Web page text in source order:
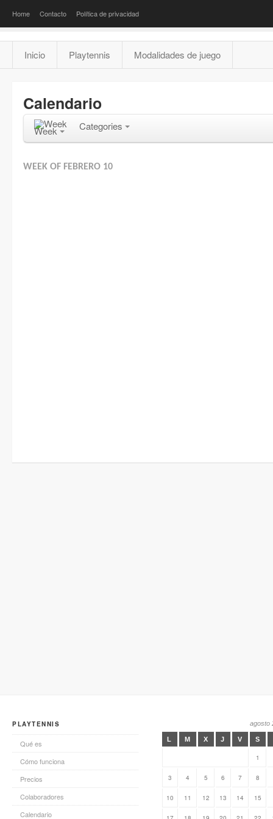
Home Contacto Política de privacidad
Inicio Playtennis Modalidades de juego
Calendario
Week Categories
WEEK OF FEBRERO 10
PLAYTENNIS
Qué es
Cómo funciona
Precios
Colaboradores
Calendario
agosto
L M X J V S
1
3 4 5 6 7 8
10 11 12 13 14 15